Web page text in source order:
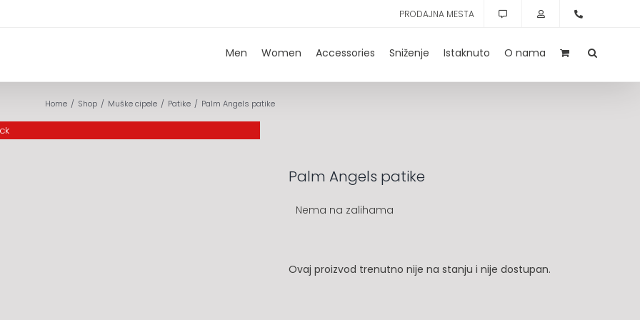
PRODAJNA MESTA
Men Women Accessories Sniženje Istaknuto O nama
Home Shop Muške cipele Patike Palm Angels patike
Palm Angels patike
Nema na zalihama
Ovaj proizvod trenutno nije na stanju i nije dostupan.